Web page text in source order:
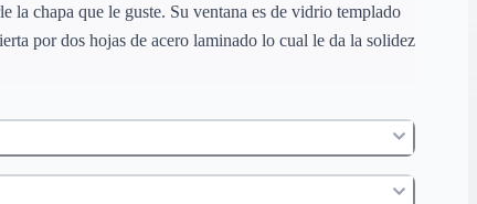
la chapa que le guste. Su ventana es de vidrio templado
por dos hojas de acero laminado lo cual le da la solidez